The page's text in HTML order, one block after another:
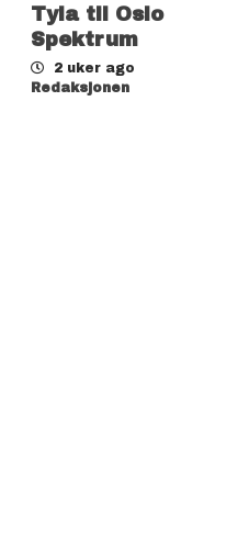
Tyla til Oslo
Spektrum
2 uker ago
Redaksjonen